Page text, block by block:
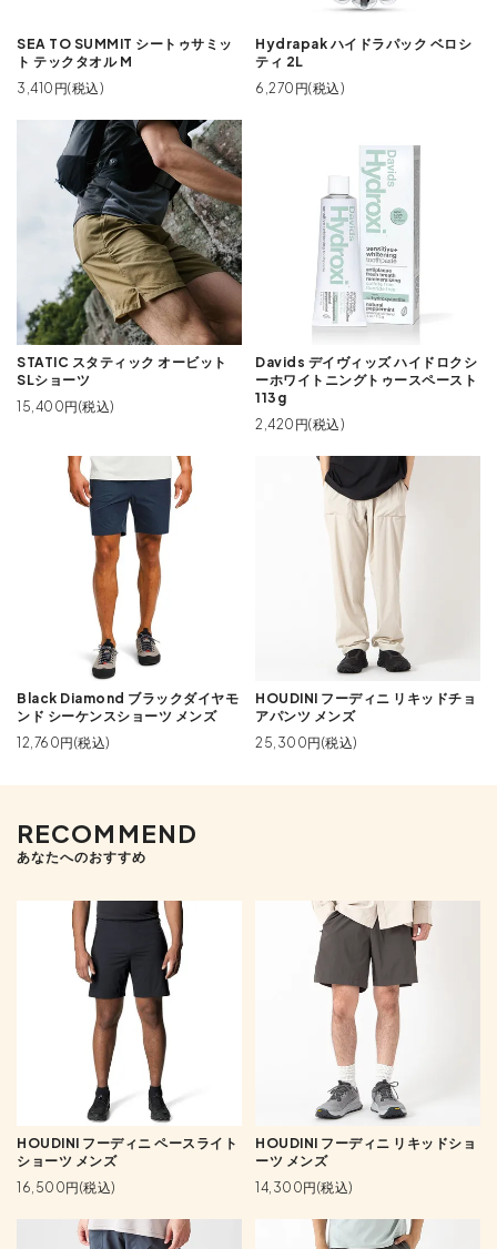
SEA TO SUMMIT シートゥサミッ
ト テックタオル M
3,410円(税込)
Hydrapak ハイドラパック ベロシ
ティ 2L
6,270円(税込)
STATIC スタティック オービット
SLショーツ
15,400円(税込)
Davids デイヴィッズ ハイドロクシ
ーホワイトニングトゥースペースト
113g
2,420円(税込)
Black Diamond ブラックダイヤモ
ンド シーケンスショーツ メンズ
12,760円(税込)
HOUDINI フーディニ リキッドチョ
アパンツ メンズ
25,300円(税込)
RECOMMEND
あなたへのおすすめ
HOUDINI フーディニ ペースライト
ショーツ メンズ
16,500円(税込)
HOUDINI フーディニ リキッドショ
ーツ メンズ
14,300円(税込)